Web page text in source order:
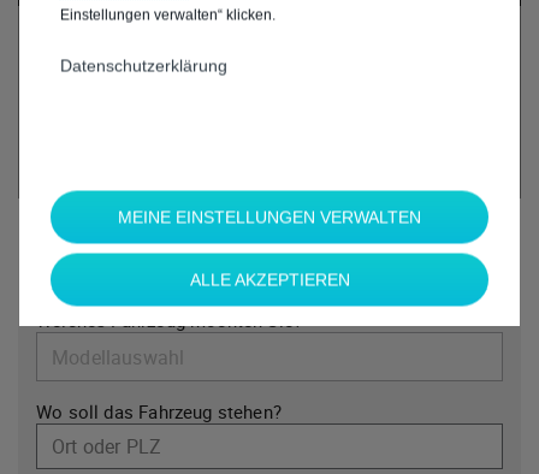
Welche Marke möchten Sie?*
Welches Fahrzeug möchten Sie?
Wo soll das Fahrzeug stehen?
Ort oder PLZ
Einstellungen verwalten“ klicken.
Datenschutzerklärung
MEINE EINSTELLUNGEN VERWALTEN
ALLE AKZEPTIEREN